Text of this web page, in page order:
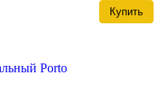
Купить